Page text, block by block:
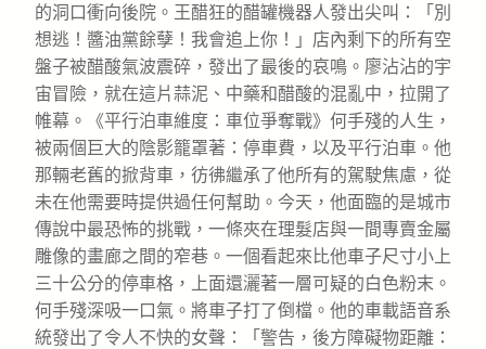
的洞口衝向後院。王醋狂的醋罐機器人發出尖叫：「別
想逃！醬油黨餘孽！我會追上你！」店內剩下的所有空
盤子被醋酸氣波震碎，發出了最後的哀鳴。廖沾沾的宇
宙冒險，就在這片蒜泥、中藥和醋酸的混亂中，拉開了
帷幕。《平行泊車維度：車位爭奪戰》何手殘的人生，
被兩個巨大的陰影籠罩著：停車費，以及平行泊車。他
那輛老舊的掀背車，彷彿繼承了他所有的駕駛焦慮，從
未在他需要時提供過任何幫助。今天，他面臨的是城市
傳說中最恐怖的挑戰，一條夾在理髮店與一間專賣金屬
雕像的畫廊之間的窄巷。一個看起來比他車子尺寸小上
三十公分的停車格，上面還灑著一層可疑的白色粉末。
何手殘深吸一口氣。將車子打了倒檔。他的車載語音系
統發出了令人不快的女聲：「警告，後方障礙物距離：